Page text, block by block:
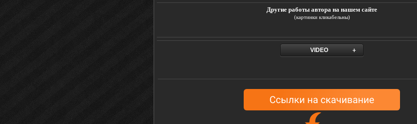
Другие работы автора на нашем сайте
(картинки кликабельны)
VIDEO